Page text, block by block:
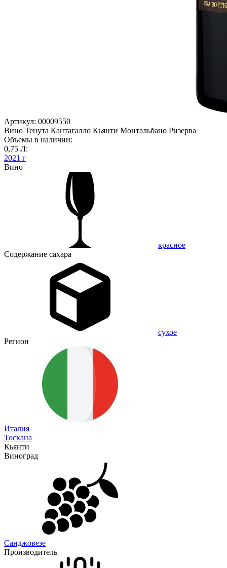
Артикул: 00009550
Вино Тенута Кантагалло Кьянти Монтальбано Ризерва
Объемы в наличии:
0,75 Л:
2021 г
Вино
красное
Содержание сахара
сухое
Регион
Италия
Тоскана
Кьянти
Виноград
Санджовезе
Производитель